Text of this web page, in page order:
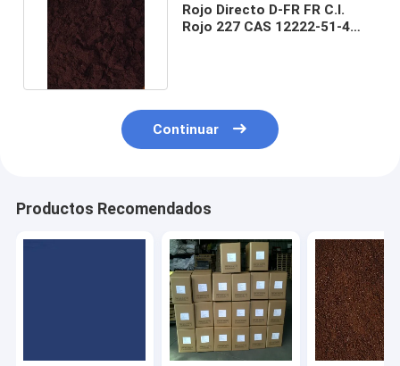
Rojo Directo D-FR FR C.I.
Rojo 227 CAS 12222-51-4
Continuar
Productos Recomendados